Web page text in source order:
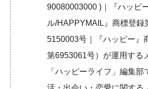
90080003000 )｜『ハッピ
ル/HAPPYMAIL』商標登録
5150003号｜『ハッピー』
第6953061号）が運用する
「ハッピーライフ」編集部